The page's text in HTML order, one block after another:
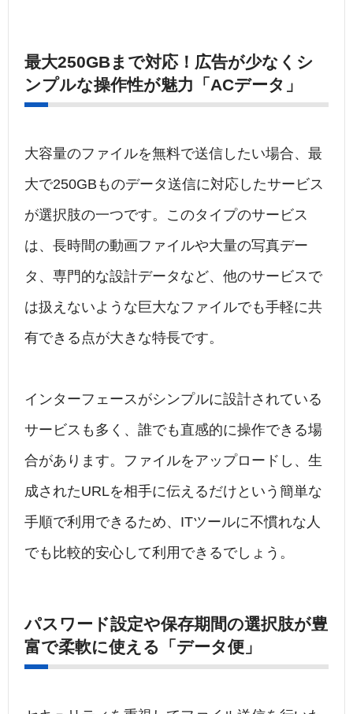
最大250GBまで対応！広告が少なくシ
ンプルな操作性が魅力「ACデータ」
大容量のファイルを無料で送信したい場合、最
大で250GBものデータ送信に対応したサービス
が選択肢の一つです。このタイプのサービス
は、長時間の動画ファイルや大量の写真デー
タ、専門的な設計データなど、他のサービスで
は扱えないような巨大なファイルでも手軽に共
有できる点が大きな特長です。
インターフェースがシンプルに設計されている
サービスも多く、誰でも直感的に操作できる場
合があります。ファイルをアップロードし、生
成されたURLを相手に伝えるだけという簡単な
手順で利用できるため、ITツールに不慣れな人
でも比較的安心して利用できるでしょう。
パスワード設定や保存期間の選択肢が豊
富で柔軟に使える「データ便」